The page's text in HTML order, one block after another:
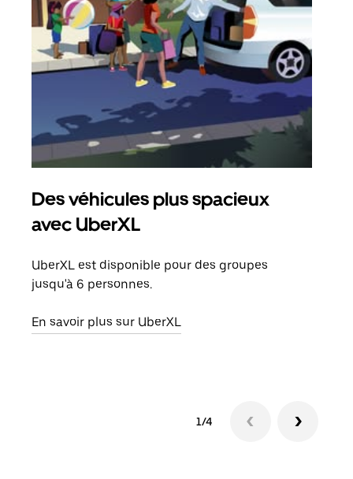
Des véhicules plus spacieux
avec UberXL
UberXL est disponible pour des groupes
jusqu'à 6 personnes.
En savoir plus sur UberXL
1/4